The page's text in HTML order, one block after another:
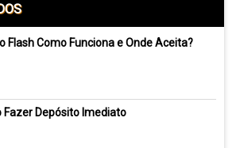
Flash Como Funciona e Onde Aceita?
Fazer Depósito Imediato